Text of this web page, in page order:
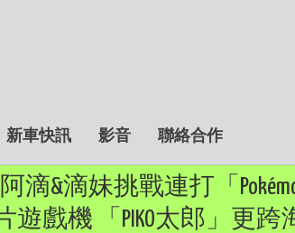
新車快訊 影音 聯絡合作
阿滴&滴妹挑戰連打「
遊戲機 「PIKO太郎」更跨